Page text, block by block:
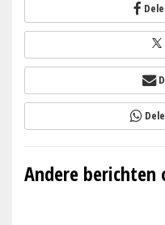
Andere berichten